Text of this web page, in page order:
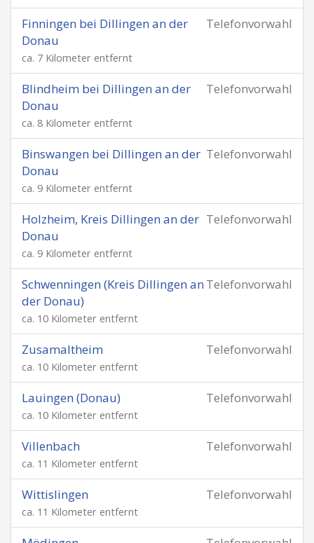
Telefonvorwahl
Finningen bei Dillingen an der
Donau
ca. 7 Kilometer entfernt
Telefonvorwahl
Blindheim bei Dillingen an der
Donau
ca. 8 Kilometer entfernt
Telefonvorwahl
Binswangen bei Dillingen an der
Donau
ca. 9 Kilometer entfernt
Telefonvorwahl
Holzheim, Kreis Dillingen an der
Donau
ca. 9 Kilometer entfernt
Telefonvorwahl
Schwenningen (Kreis Dillingen an
der Donau)
ca. 10 Kilometer entfernt
Telefonvorwahl
Zusamaltheim
ca. 10 Kilometer entfernt
Telefonvorwahl
Lauingen (Donau)
ca. 10 Kilometer entfernt
Telefonvorwahl
Villenbach
ca. 11 Kilometer entfernt
Telefonvorwahl
Wittislingen
ca. 11 Kilometer entfernt